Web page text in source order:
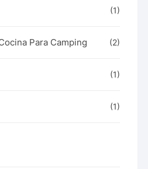
(1)
Para Camping (2)
(1)
(1)